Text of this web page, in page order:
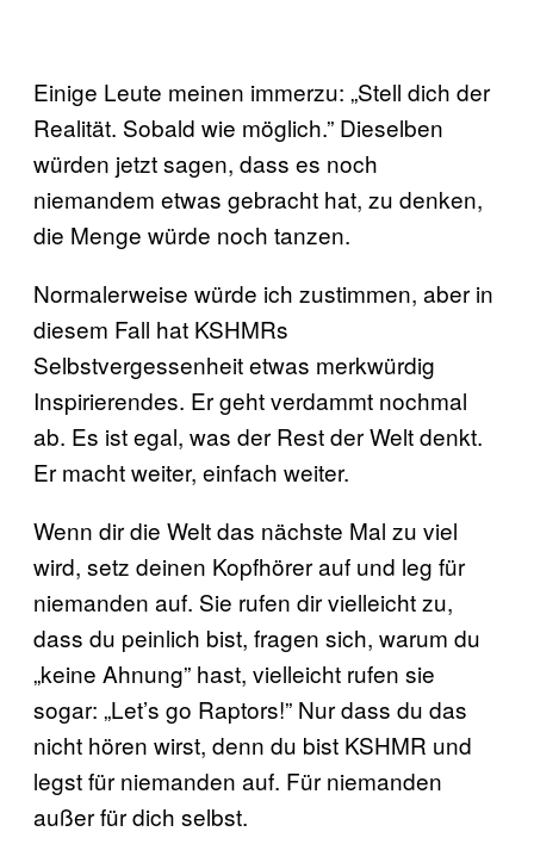
Einige Leute meinen immerzu: „Stell dich der
Realität. Sobald wie möglich.” Dieselben
würden jetzt sagen, dass es noch
niemandem etwas gebracht hat, zu denken,
die Menge würde noch tanzen.
Normalerweise würde ich zustimmen, aber in
diesem Fall hat KSHMRs
Selbstvergessenheit etwas merkwürdig
Inspirierendes. Er geht verdammt nochmal
ab. Es ist egal, was der Rest der Welt denkt.
Er macht weiter, einfach weiter.
Wenn dir die Welt das nächste Mal zu viel
wird, setz deinen Kopfhörer auf und leg für
niemanden auf. Sie rufen dir vielleicht zu,
dass du peinlich bist, fragen sich, warum du
„keine Ahnung” hast, vielleicht rufen sie
sogar: „Let’s go Raptors!” Nur dass du das
nicht hören wirst, denn du bist KSHMR und
legst für niemanden auf. Für niemanden
außer für dich selbst.